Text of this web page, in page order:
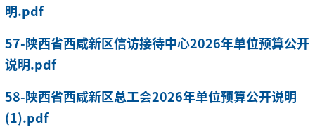
明.pdf
57-陕西省西咸新区信访接待中心2026年单位预算公开
说明.pdf
58-陕西省西咸新区总工会2026年单位预算公开说明
(1).pdf